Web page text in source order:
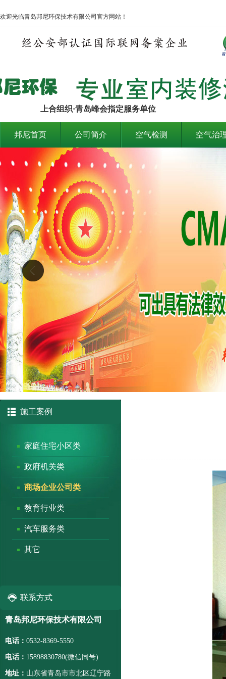
欢迎光临青岛邦尼环保技术有限公司官方网站！
上合组织·青岛峰会指定服务单位
邦尼首页 公司简介 空气检测 空气治
施工案例
家庭住宅小区类
政府机关类
商场企业公司类
教育行业类
汽车服务类
其它
联系方式
青岛邦尼环保技术有限公司
电话： 0532-8369-5550
电话： 15898830780(微信同号)
地址： 山东省青岛市市北区辽宁路